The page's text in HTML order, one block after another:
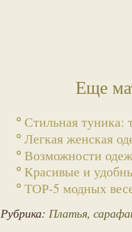
Еще
Стильная
Легкая женская
Возможности
Красивые и
ТОР-5 модных
Рубрика: Платья,